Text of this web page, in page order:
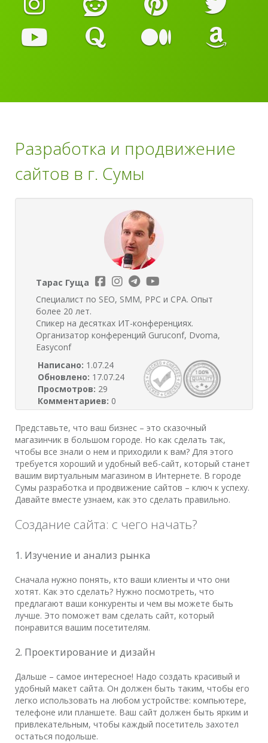
Разработка и продвижение
сайтов в г. Сумы
Тарас Гуща
Специалист по SEO, SMM, PPC и CPA. Опыт
более 20 лет.
Спикер на десятках ИТ-конференциях.
Организатор конференций Guruconf, Dvoma,
Easyconf
Написано: 1.07.24
Обновлено: 17.07.24
Просмотров: 29
Комментариев: 0
Представьте, что ваш бизнес – это сказочный
магазинчик в большом городе. Но как сделать так,
чтобы все знали о нем и приходили к вам? Для этого
требуется хороший и удобный веб-сайт, который станет
вашим виртуальным магазином в Интернете. В городе
Сумы разработка и продвижение сайтов – ключ к успеху.
Давайте вместе узнаем, как это сделать правильно.
Создание сайта: с чего начать?
1. Изучение и анализ рынка
Сначала нужно понять, кто ваши клиенты и что они
хотят. Как это сделать? Нужно посмотреть, что
предлагают ваши конкуренты и чем вы можете быть
лучше. Это поможет вам сделать сайт, который
понравится вашим посетителям.
2. Проектирование и дизайн
Дальше – самое интересное! Надо создать красивый и
удобный макет сайта. Он должен быть таким, чтобы его
легко использовать на любом устройстве: компьютере,
телефоне или планшете. Ваш сайт должен быть ярким и
привлекательным, чтобы каждый посетитель захотел
остаться подольше.